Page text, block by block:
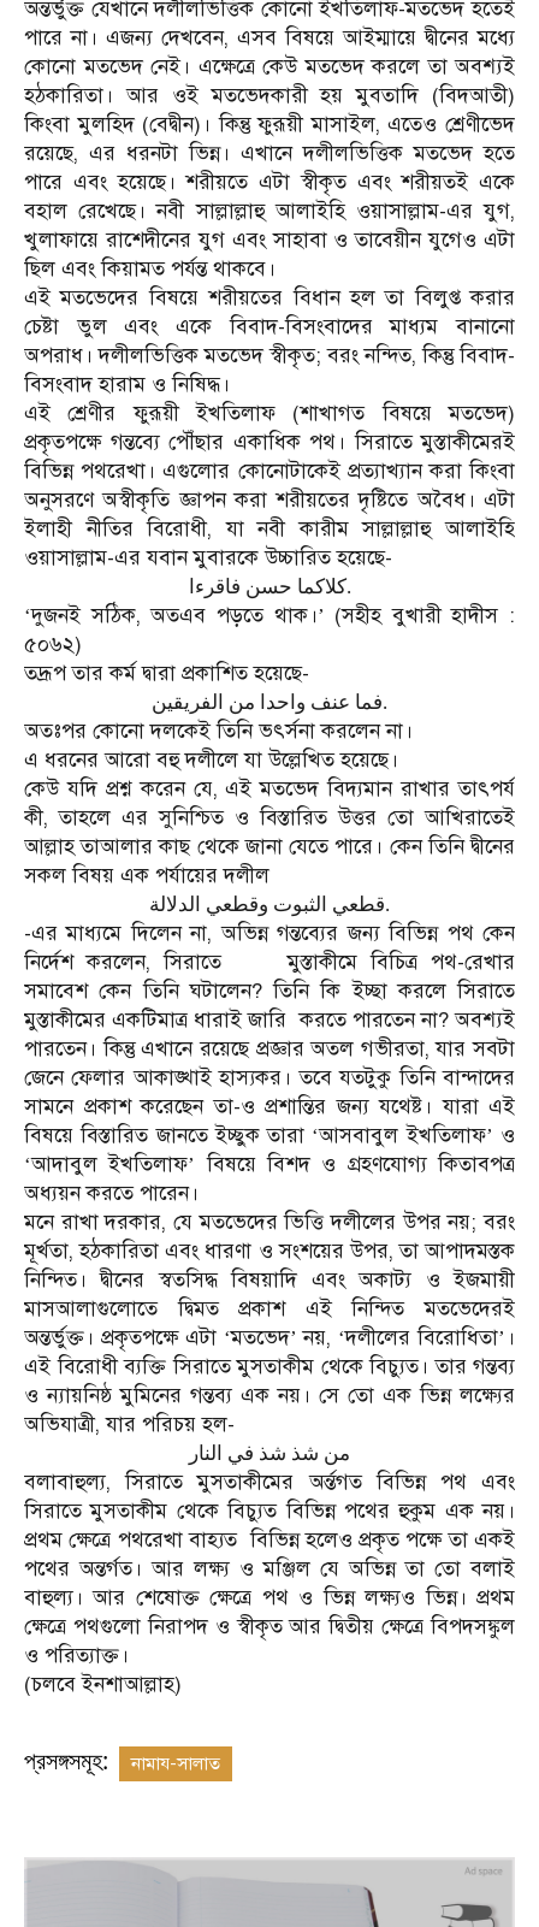
অন্তর্ভুক্ত যেখানে দলীলভিত্তিক কোনো ইখতিলাফ-মতভেদ হতেই
পারে না। এজন্য দেখবেন, এসব বিষয়ে আইম্মায়ে দ্বীনের মধ্যে
কোনো মতভেদ নেই। এক্ষেত্রে কেউ মতভেদ করলে তা অবশ্যই
হঠকারিতা। আর ওই মতভেদকারী হয় মুবতাদি (বিদআতী)
কিংবা মুলহিদ (বেদ্বীন)। কিন্তু ফুরূয়ী মাসাইল, এতেও শ্রেণীভেদ
রয়েছে, এর ধরনটা ভিন্ন। এখানে দলীলভিত্তিক মতভেদ হতে
পারে এবং হয়েছে। শরীয়তে এটা স্বীকৃত এবং শরীয়তই একে
বহাল রেখেছে। নবী সাল্লাল্লাহু আলাইহি ওয়াসাল্লাম-এর যুগ,
খুলাফায়ে রাশেদীনের যুগ এবং সাহাবা ও তাবেয়ীন যুগেও এটা
ছিল এবং কিয়ামত পর্যন্ত থাকবে।
এই মতভেদের বিষয়ে শরীয়তের বিধান হল তা বিলুপ্ত করার
চেষ্টা ভুল এবং একে বিবাদ-বিসংবাদের মাধ্যম বানানো
অপরাধ। দলীলভিত্তিক মতভেদ স্বীকৃত; বরং নন্দিত, কিন্তু বিবাদ-
বিসংবাদ হারাম ও নিষিদ্ধ।
এই শ্রেণীর ফুরূয়ী ইখতিলাফ (শাখাগত বিষয়ে মতভেদ)
প্রকৃতপক্ষে গন্তব্যে পৌঁছার একাধিক পথ। সিরাতে মুস্তাকীমেরই
বিভিন্ন পথরেখা। এগুলোর কোনোটাকেই প্রত্যাখ্যান করা কিংবা
অনুসরণে অস্বীকৃতি জ্ঞাপন করা শরীয়তের দৃষ্টিতে অবৈধ। এটা
ইলাহী নীতির বিরোধী, যা নবী কারীম সাল্লাল্লাহু আলাইহি
ওয়াসাল্লাম-এর যবান মুবারকে উচ্চারিত হয়েছে-
كلاكما حسن فاقرءا.
‘দুজনই সঠিক, অতএব পড়তে থাক।’ (সহীহ বুখারী হাদীস :
৫০৬২)
তদ্রূপ তার কর্ম দ্বারা প্রকাশিত হয়েছে-
فما عنف واحدا من الفريقين.
অতঃপর কোনো দলকেই তিনি ভৎর্সনা করলেন না।
এ ধরনের আরো বহু দলীলে যা উল্লেখিত হয়েছে।
কেউ যদি প্রশ্ন করেন যে, এই মতভেদ বিদ্যমান রাখার তাৎপর্য
কী, তাহলে এর সুনিশ্চিত ও বিস্তারিত উত্তর তো আখিরাতেই
আল্লাহ তাআলার কাছ থেকে জানা যেতে পারে। কেন তিনি দ্বীনের
সকল বিষয় এক পর্যায়ের দলীল
قطعي الثبوت وقطعي الدلالة.
-এর মাধ্যমে দিলেন না, অভিন্ন গন্তব্যের জন্য বিভিন্ন পথ কেন
নির্দেশ করলেন, সিরাতে
মুস্তাকীমে বিচিত্র পথ-রেখার
সমাবেশ কেন তিনি ঘটালেন? তিনি কি ইচ্ছা করলে সিরাতে
মুস্তাকীমের একটিমাত্র ধারাই জারি করতে পারতেন না? অবশ্যই
পারতেন। কিন্তু এখানে রয়েছে প্রজ্ঞার অতল গভীরতা, যার সবটা
জেনে ফেলার আকাঙ্খাই হাস্যকর। তবে যতটুকু তিনি বান্দাদের
সামনে প্রকাশ করেছেন তা-ও প্রশান্তির জন্য যথেষ্ট। যারা এই
বিষয়ে বিস্তারিত জানতে ইচ্ছুক তারা ‘আসবাবুল ইখতিলাফ’ ও
‘আদাবুল ইখতিলাফ’ বিষয়ে বিশদ ও গ্রহণযোগ্য কিতাবপত্র
অধ্যয়ন করতে পারেন।
মনে রাখা দরকার, যে মতভেদের ভিত্তি দলীলের উপর নয়; বরং
মূর্খতা, হঠকারিতা এবং ধারণা ও সংশয়ের উপর, তা আপাদমস্তক
নিন্দিত। দ্বীনের স্বতসিদ্ধ বিষয়াদি এবং অকাট্য ও ইজমায়ী
মাসআলাগুলোতে দ্বিমত প্রকাশ এই নিন্দিত মতভেদেরই
অন্তর্ভুক্ত। প্রকৃতপক্ষে এটা ‘মতভেদ’ নয়, ‘দলীলের বিরোধিতা’ ।
এই বিরোধী ব্যক্তি সিরাতে মুসতাকীম থেকে বিচ্যুত। তার গন্তব্য
ও ন্যায়নিষ্ঠ মুমিনের গন্তব্য এক নয়। সে তো এক ভিন্ন লক্ষ্যের
অভিযাত্রী, যার পরিচয় হল-
من شذ شذ في النار
বলাবাহুল্য, সিরাতে মুসতাকীমের অর্ন্তগত বিভিন্ন পথ এবং
সিরাতে মুসতাকীম থেকে বিচ্যুত বিভিন্ন পথের হুকুম এক নয়।
প্রথম ক্ষেত্রে পথরেখা বাহ্যত বিভিন্ন হলেও প্রকৃত পক্ষে তা একই
পথের অন্তর্গত। আর লক্ষ্য ও মঞ্জিল যে অভিন্ন তা তো বলাই
বাহুল্য। আর শেষোক্ত ক্ষেত্রে পথ ও ভিন্ন লক্ষ্যও ভিন্ন। প্রথম
ক্ষেত্রে পথগুলো নিরাপদ ও স্বীকৃত আর দ্বিতীয় ক্ষেত্রে বিপদসঙ্কুল
ও পরিত্যাক্ত।
(চলবে ইনশাআল্লাহ)
প্রসঙ্গসমূহ: নামায-সালাত